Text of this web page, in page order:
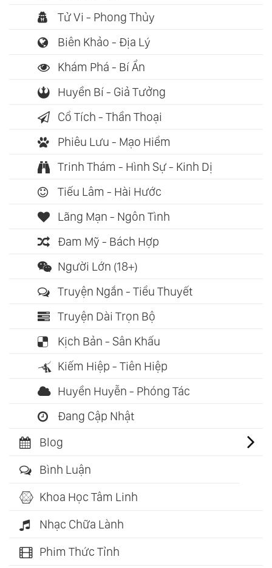
Tử Vi - Phong Thủy
Biên Khảo - Địa Lý
Khám Phá - Bí Ẩn
Huyền Bí - Giả Tưởng
Cổ Tích - Thần Thoại
Phiêu Lưu - Mạo Hiểm
Trinh Thám - Hình Sự - Kinh Dị
Tiếu Lâm - Hài Hước
Lãng Mạn - Ngôn Tình
Đam Mỹ - Bách Hợp
Người Lớn (18+)
Truyện Ngắn - Tiểu Thuyết
Truyện Dài Trọn Bộ
Kịch Bản - Sân Khấu
Kiếm Hiệp - Tiên Hiệp
Huyền Huyễn - Phóng Tác
Đang Cập Nhật
Blog
Bình Luận
Khoa Học Tâm Linh
Nhạc Chữa Lành
Phim Thức Tỉnh